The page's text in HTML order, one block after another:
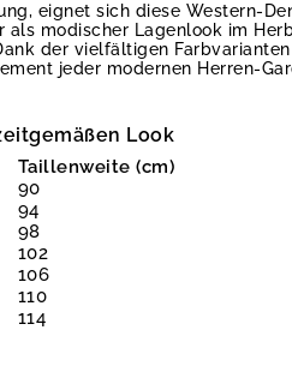
eignet sich diese Western-
modischer Lagenlook im
der vielfältigen
jeder modernen Herren-
Look
Taillenweite (cm)
90
94
98
102
106
110
114